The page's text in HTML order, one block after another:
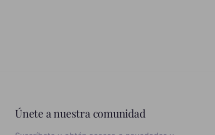
Únete a nuestra comunidad